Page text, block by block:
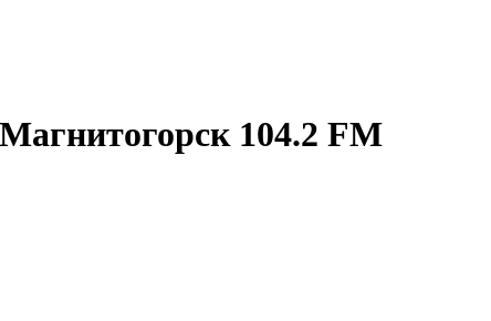
104.2 FM